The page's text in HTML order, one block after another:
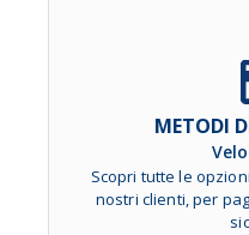
METODI
Scopri tutte le
nostri clienti, per